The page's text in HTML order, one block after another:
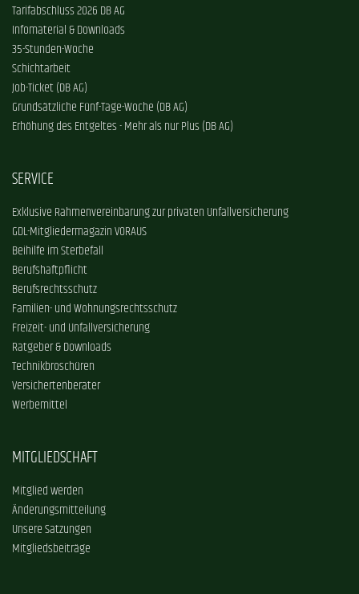
Tarifabschluss 2026 DB AG
Infomaterial & Downloads
35-Stunden-Woche
Schichtarbeit
Job-Ticket (DB AG)
Grundsätzliche Fünf-Tage-Woche (DB AG)
Erhöhung des Entgeltes - Mehr als nur Plus (DB AG)
SERVICE
Exklusive Rahmenvereinbarung zur privaten Unfallversicherung
GDL-Mitgliedermagazin VORAUS
Beihilfe im Sterbefall
Berufshaftpflicht
Berufsrechtsschutz
Familien- und Wohnungsrechtsschutz
Freizeit- und Unfallversicherung
Ratgeber & Downloads
Technikbroschüren
Versichertenberater
Werbemittel
MITGLIEDSCHAFT
Mitglied werden
Änderungsmitteilung
Unsere Satzungen
Mitgliedsbeiträge